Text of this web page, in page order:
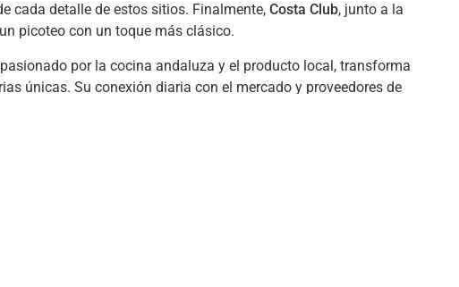
cada detalle de estos sitios. Finalmente, Costa Club, junto a la
picoteo con un toque más clásico.
por la cocina andaluza y el producto local, transforma
únicas. Su conexión diaria con el mercado y proveedores de